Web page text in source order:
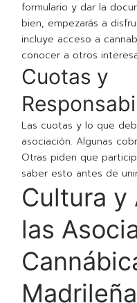
formulario y dar la
bien, empezarás a
incluye acceso a
conocer a otros
Cuotas y
Las cuotas y lo que
asociación. Algunas
Otras piden que
saber esto antes de
Cultura y
las